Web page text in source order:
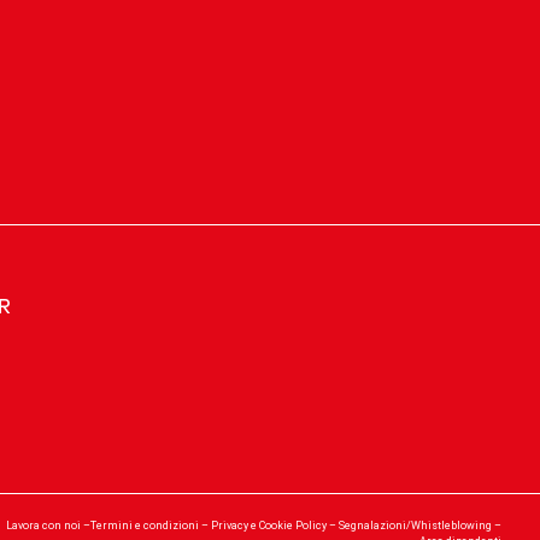
Lavora con noi –Termini e condizioni – Privacy e Cookie Policy– Segnalazioni/Whistleblowing –